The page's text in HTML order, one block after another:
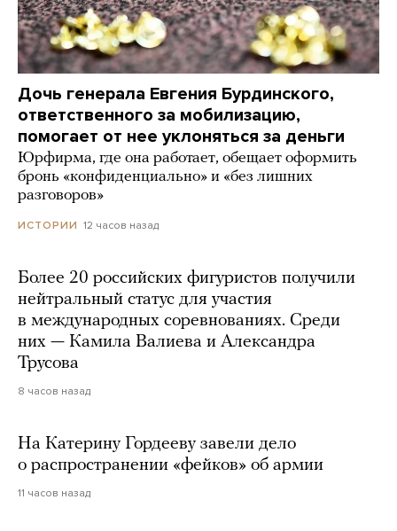
Дочь генерала Евгения Бурдинского,
ответственного за мобилизацию,
помогает от нее уклоняться за деньги
Юрфирма, где она работает, обещает оформить
бронь «конфиденциально» и «без лишних
разговоров»
ИСТОРИИ 12 часов назад
Более 20 российских фигуристов получили
нейтральный статус для участия
в международных соревнованиях. Среди
них — Камила Валиева и Александра
Трусова
8 часов назад
На Катерину Гордееву завели дело
о распространении «фейков» об армии
11 часов назад